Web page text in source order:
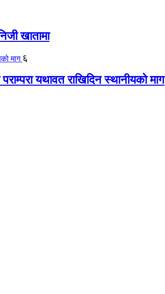
खातामा
६
यथावत राखिदिन स्थानीयको माग